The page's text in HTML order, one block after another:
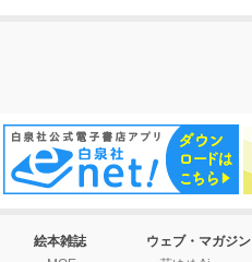
絵本雑誌
ウェブ・マガジン